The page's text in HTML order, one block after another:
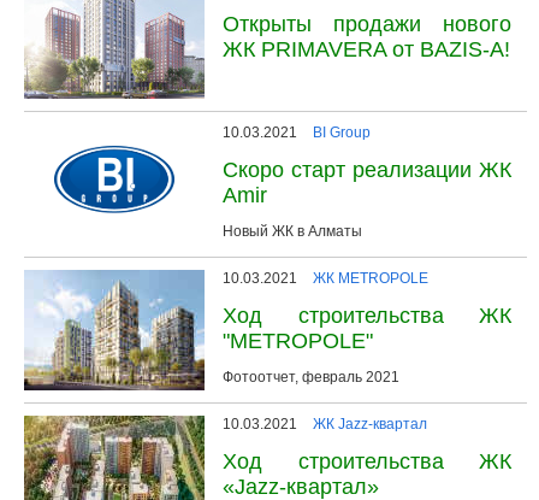
Открыты продажи нового
ЖК PRIMAVERA от BAZIS-A!
10.03.2021 BI Group
Скоро старт реализации ЖК
Amir
Новый ЖК в Алматы
10.03.2021 ЖК METROPOLE
Ход строительства ЖК
"METROPOLE"
Фотоотчет, февраль 2021
10.03.2021 ЖК Jazz-квартал
Ход строительства ЖК
«Jazz-квартал»